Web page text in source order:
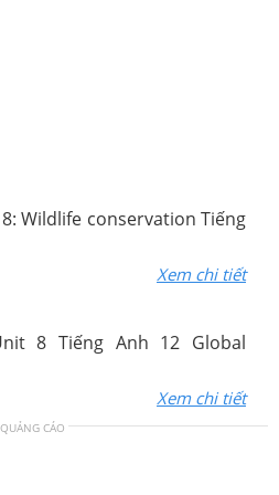
Wildlife conservation Tiếng
Xem chi tiết
8 Tiếng Anh 12 Global
Xem chi tiết
QUẢNG CÁO